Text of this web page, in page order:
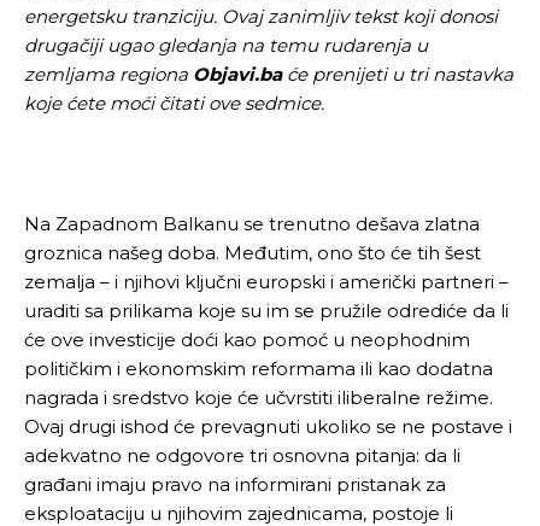
energetsku tranziciju. Ovaj zanimljiv tekst koji donosi
drugačiji ugao gledanja na temu rudarenja u
zemljama regiona Objavi.baće prenijeti u tri nastavka
koje ćete moći čitati ove sedmice.
Na Zapadnom Balkanu se trenutno dešava zlatna
groznica našeg doba. Međutim, ono što će tih šest
zemalja – i njihovi ključni europski i američki partneri –
uraditi sa prilikama koje su im se pružile odrediće da li
će ove investicije doći kao pomoć u neophodnim
političkim i ekonomskim reformama ili kao dodatna
nagrada i sredstvo koje će učvrstiti iliberalne režime.
Ovaj drugi ishod će prevagnuti ukoliko se ne postave i
adekvatno ne odgovore tri osnovna pitanja: da li
građani imaju pravo na informirani pristanak za
eksploataciju u njihovim zajednicama, postoje li